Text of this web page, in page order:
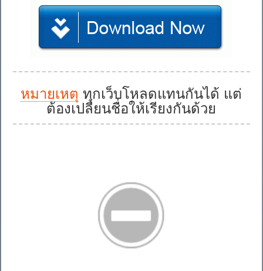
หมายเหตุ ทุกเว็บโหลดแทนกันได้ แต่
ต้องเปลี่ยนชื่อให้เรียงกันด้วย